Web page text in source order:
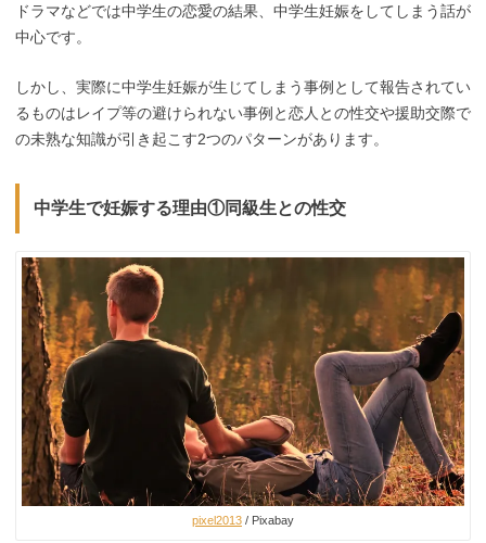
ドラマなどでは中学生の恋愛の結果、中学生妊娠をしてしまう話が
中心です。
しかし、実際に中学生妊娠が生じてしまう事例として報告されてい
るものはレイプ等の避けられない事例と恋人との性交や援助交際で
の未熟な知識が引き起こす2つのパターンがあります。
中学生で妊娠する理由①同級生との性交
pixel2013 / Pixabay